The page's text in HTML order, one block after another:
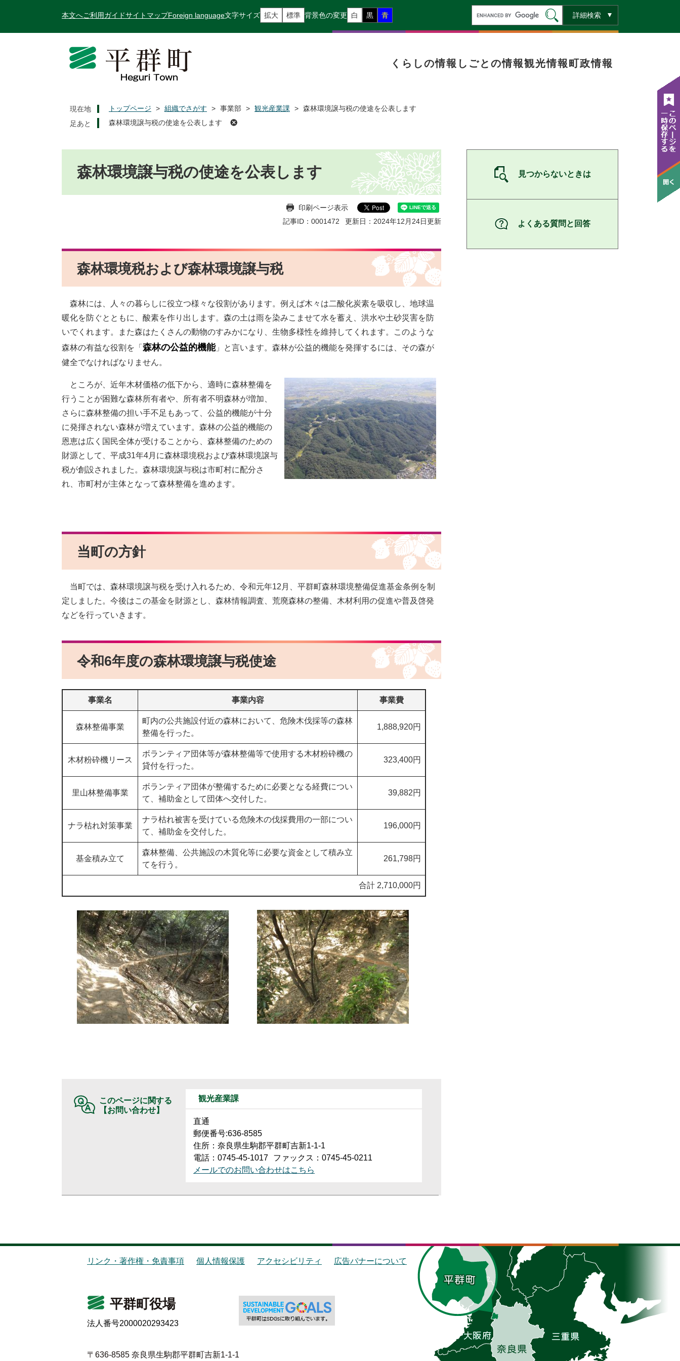
本文へご利用ガイドサイトマップForeign language文字サイズ 拡大 標準 背景色の変更 白 黒 青
ー
ー
詳細検索
くらしの情報 しごとの情報観光情報町政情報
現在地 トップページ > 組織でさがす > 事業部 > 観光産業課 > 森林環境譲与税の使途を公表します
森林環境譲与税の使途を公表します
森林環境譲与税の使途を公表します
印刷ページ表示
記事ID：0001472
更新日：2024年12月24日更新
​森林環境税および森林環境譲与税
森林には、人々の暮らしに役立つ様々な役割があります。例えば木々は二酸化炭素を吸収し、地球温
暖化を防ぐとともに、酸素を作り出します。森の土は雨を染みこませて水を蓄え、洪水や土砂災害を防
いでくれます。また森はたくさんの動物のすみかになり、生物多様性を維持してくれます。このような
森林の有益な役割を「 森林の公益的機能」と言います。森林が公益的機能を発揮するには、その森が
健全でなければなりません。
ところが、近年木材価格の低下から、適時に森林整備を
行うことが困難な森林所有者や、所有者不明森林が増加、
さらに森林整備の担い手不足もあって、公益的機能が十分
に発揮されない森林が増えています。森林の公益的機能の
恩恵は広く国民全体が受けることから、森林整備のための
財源として、平成31年4月に森林環境税および森林環境譲与
税が創設されました。森林環境譲与税は市町村に配分さ
れ、市町村が主体となって森林整備を進めます。
当町の方針
当町では、森林環境譲与税を受け入れるため、令和元年12月、平群町森林環境整備促進基金条例を制
定しました。今後はこの基金を財源とし、森林情報調査、荒廃森林の整備、木材利用の促進や普及啓発
などを行っていきます。
令和6年度の森林環境譲与税使途
事業名 事業内容 事業費
森林整備事業
町内の公共施設付近の森林において、危険木伐採等の森林
整備を行った。
1,888,920円
木材粉砕機リース
ボランティア団体等が森林整備等で使用する木材粉砕機の
貸付を行った。
323,400円
里山林整備事業
ボランティア団体が整備するために必要となる経費につい
て、補助金として団体へ交付した。
39,882円
ナラ枯れ対策事業
ナラ枯れ被害を受けている危険木の伐採費用の一部につい
て、補助金を交付した。
196,000円
基金積み立て
森林整備、公共施設の木質化等に必要な資金として積み立
てを行う。
261,798円
合計 2,710,000円
このページに関する
【お問い合わせ】
観光産業課
直通
郵便番号:636-8585
住所：奈良県生駒郡平群町吉新1-1-1
電話：0745-45-1017
ファックス：0745-45-0211
メールでのお問い合わせはこちら
見つからないときは
よくある質問と回答
リンク・著作権・免責事項 個人情報保護 アクセシビリティ 広告バナーについて
平群町役場
法人番号2000020293423
〒636-8585 奈良県生駒郡平群町吉新1-1-1